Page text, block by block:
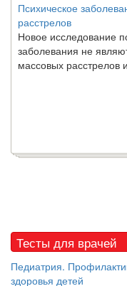
Психическое
расстрелов
Новое исследование
заболевания не
массовых расстрелов
Тесты для врачей
Педиатрия.
здоровья детей